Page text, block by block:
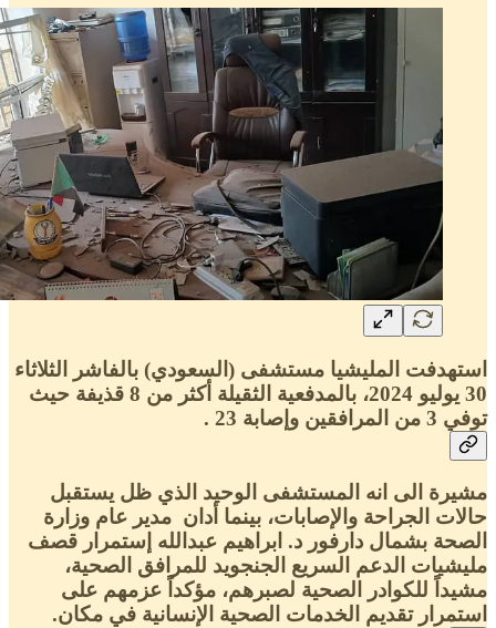
استهدفت المليشيا مستشفى (السعودي) بالفاشر الثلاثاء
30 يوليو 2024، بالمدفعية الثقيلة أكثر من 8 قذيفة حيث
توفي 3 من المرافقين وإصابة 23 .
مشيرة الى انه المستشفى الوحيد الذي ظل يستقبل
حالات الجراحة والإصابات، بينما أدان مدير عام وزارة
الصحة بشمال دارفور د. ابراهيم عبدالله إستمرار قصف
مليشيات الدعم السريع الجنجويد للمرافق الصحية،
مشيداً للكوادر الصحية لصبرهم، مؤكداً عزمهم على
استمرار تقديم الخدمات الصحية الإنسانية في مكان.